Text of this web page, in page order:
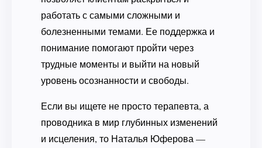
работать с самыми сложными и
болезненными темами. Ее поддержка и
понимание помогают пройти через
трудные моменты и выйти на новый
уровень осознанности и свободы.
Если вы ищете не просто терапевта, а
проводника в мир глубинных изменений
и исцеления, то Наталья Юферова —